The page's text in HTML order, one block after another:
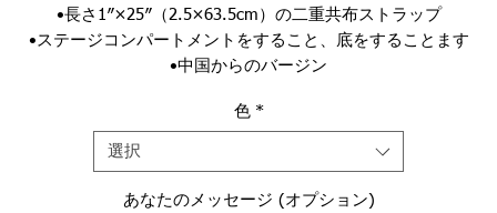
•長さ1″×25″（2.5×63.5cm）の二重共布ストラップ
•ステージコンパートメントをすること、底をすることます
•中国からのバージン
色 *
選択
あなたのメッセージ (オプション)